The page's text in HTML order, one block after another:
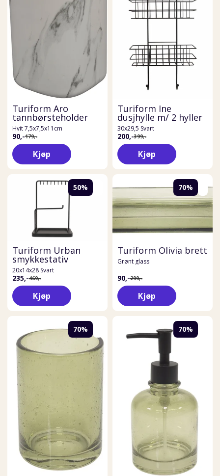
Turiform Aro
tannbørsteholder
Hvit 7,5x7,5x11cm
90,-179,-
Kjøp
Turiform Ine
dusjhylle m/ 2 hyller
30x29,5 Svart
200,-399,-
Kjøp
50%
Turiform Urban
smykkestativ
20x14x28 Svart
235,-469,-
Kjøp
70%
Turiform Olivia brett
Grønt glass
90,-299,-
Kjøp
70% 70%